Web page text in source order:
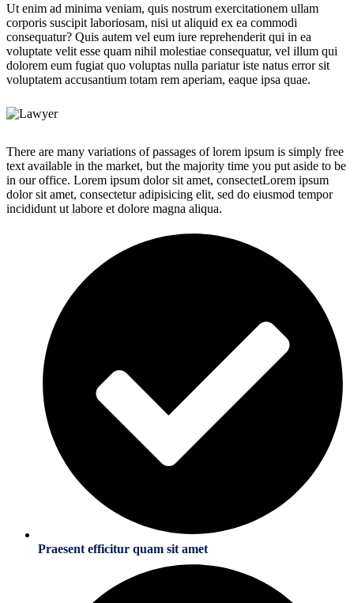
Ut enim ad minima veniam, quis nostrum exercitationem ullam
corporis suscipit laboriosam, nisi ut aliquid ex ea commodi
consequatur? Quis autem vel eum iure reprehenderit qui in ea
voluptate velit esse quam nihil molestiae consequatur, vel illum qui
dolorem eum fugiat quo voluptas nulla pariatur iste natus error sit
voluptatem accusantium totam rem aperiam, eaque ipsa quae.
There are many variations of passages of lorem ipsum is simply free
text available in the market, but the majority time you put aside to be
in our office. Lorem ipsum dolor sit amet, consectetLorem ipsum
dolor sit amet, consectetur adipisicing elit, sed do eiusmod tempor
incididunt ut labore et dolore magna aliqua.
Praesent efficitur quam sit amet